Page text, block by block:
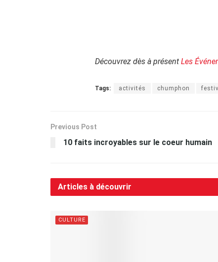
Découvrez dès à présent Les
Tags: activités chumphon
Previous Post
10 faits incroyables sur le coeur humain
Articles à découvrir
CULTURE